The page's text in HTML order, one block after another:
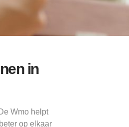
in
Wmo helpt
op elkaar